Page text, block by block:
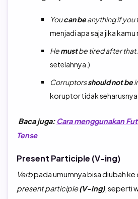
Youcan beanything if you
menjadi apa saja jika
Hemustbe tired after that.
setelahnya.)
Corruptorsshould not be
koruptor tidak seharusnya
Baca juga: Cara menggunakan
Tense
Present Participle (V-ing)
Verbpada umumnya bisa diubah
present participle(V-ing), seperti